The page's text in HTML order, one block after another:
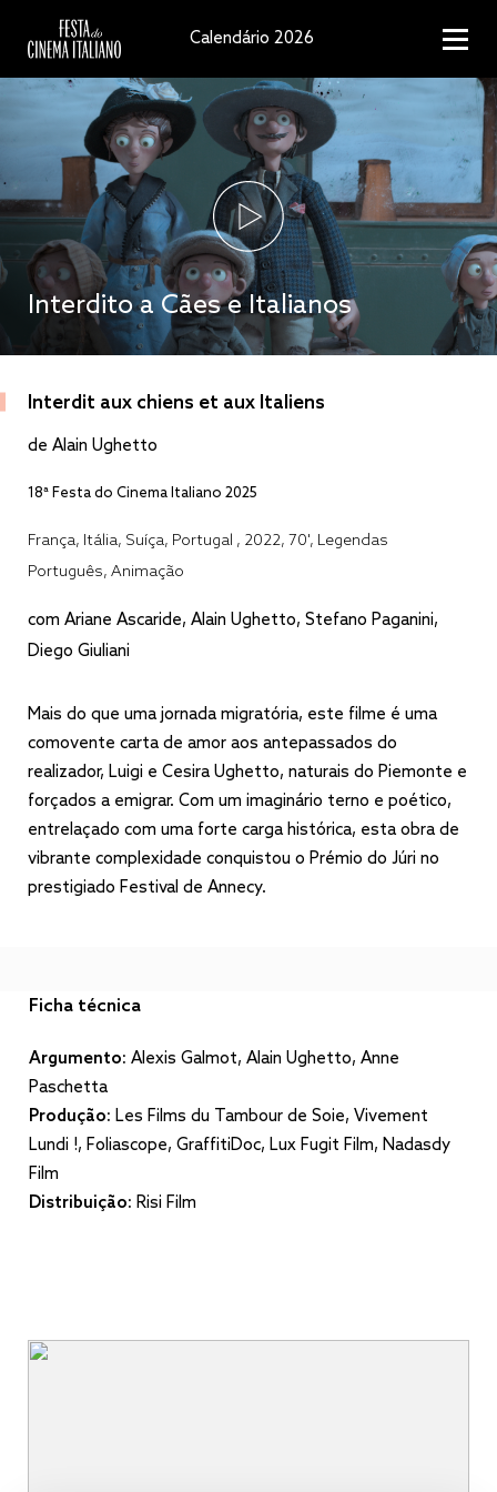
Calendário 2026
Interdito a Cães e Italianos
Interdit aux chiens et aux Italiens
de Alain Ughetto
18ª Festa do Cinema Italiano 2025
França, Itália, Suíça, Portugal , 2022, 70', Legendas
Português, Animação
com Ariane Ascaride, Alain Ughetto, Stefano Paganini,
Diego Giuliani
Mais do que uma jornada migratória, este filme é uma
comovente carta de amor aos antepassados do
realizador, Luigi e Cesira Ughetto, naturais do Piemonte e
forçados a emigrar. Com um imaginário terno e poético,
entrelaçado com uma forte carga histórica, esta obra de
vibrante complexidade conquistou o Prémio do Júri no
prestigiado Festival de Annecy.
Ficha técnica
Argumento: Alexis Galmot, Alain Ughetto, Anne
Paschetta
Produção: Les Films du Tambour de Soie, Vivement
Lundi !, Foliascope, GraffitiDoc, Lux Fugit Film, Nadasdy
Film
Distribuição: Risi Film